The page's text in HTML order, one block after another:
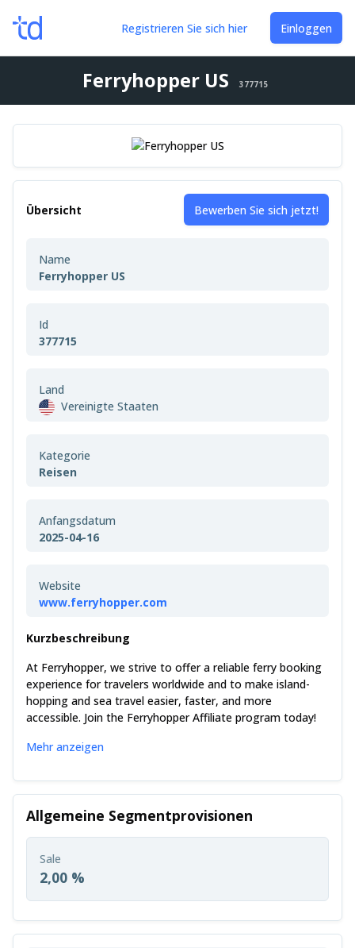
Registrieren Sie sich hier Einloggen
Ferryhopper US 377715
Übersicht Bewerben Sie sich jetzt!
Name
Ferryhopper US
Id
377715
Land
Vereinigte Staaten
Kategorie
Reisen
Anfangsdatum
2025-04-16
Website
www.ferryhopper.com
Kurzbeschreibung
At Ferryhopper, we strive to offer a reliable ferry booking
experience for travelers worldwide and to make island-
hopping and sea travel easier, faster, and more
accessible. Join the Ferryhopper Affiliate program today!
Mehr anzeigen
Allgemeine Segmentprovisionen
Sale
2,00 %